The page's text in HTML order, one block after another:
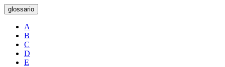
glossario
A
B
C
D
E